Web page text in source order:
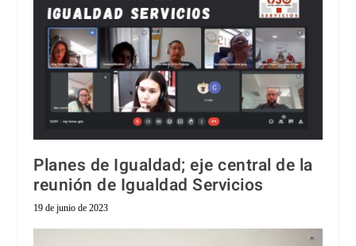
Planes de Igualdad; eje central de la
reunión de Igualdad Servicios
19 de junio de 2023